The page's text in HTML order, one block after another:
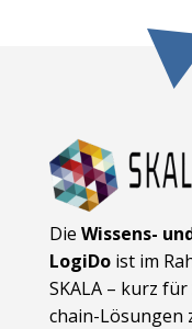
Die Wissens-
LogiDoist im
SKALA – kurz
chain-Lösungen